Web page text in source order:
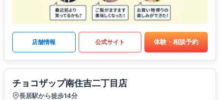
店舗情報 公式サイト 体験・相談予約
チョコザップ南住吉二丁目店
長居駅から徒歩14分